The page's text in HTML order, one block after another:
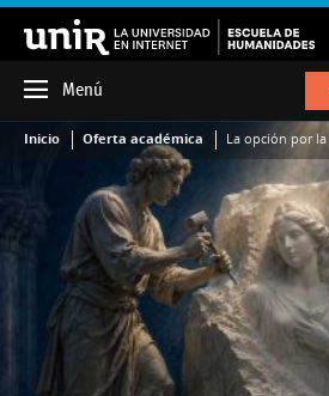
Menú
Inicio Oferta académica